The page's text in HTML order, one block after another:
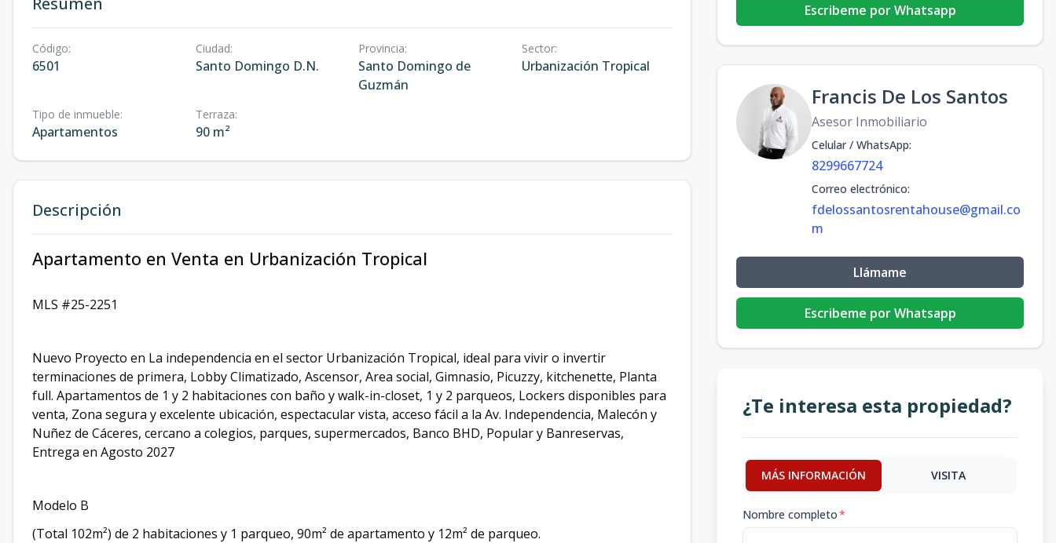
Código:
6501
Ciudad:
Santo Domingo D.N.
Provincia:
Santo Domingo de
Guzmán
Sector:
Urbanización Tropical
Tipo de inmueble:
Apartamentos
Terraza:
90 m²
Descripción
Apartamento en Venta en Urbanización Tropical
MLS #25-2251
Nuevo Proyecto en La independencia en el sector Urbanización Tropical, ideal para vivir o invertir
terminaciones de primera, Lobby Climatizado, Ascensor, Area social, Gimnasio, Picuzzy, kitchenette, Planta
full. Apartamentos de 1 y 2 habitaciones con baño y walk-in-closet, 1 y 2 parqueos, Lockers disponibles para
venta, Zona segura y excelente ubicación, espectacular vista, acceso fácil a la Av. Independencia, Malecón y
Nuñez de Cáceres, cercano a colegios, parques, supermercados, Banco BHD, Popular y Banreservas,
Entrega en Agosto 2027
Modelo B
(Total 102m²) de 2 habitaciones y 1 parqueo, 90m² de apartamento y 12m² de parqueo.
Escribeme por Whatsapp
Francis De Los Santos
Asesor Inmobiliario
Celular / WhatsApp:
8299667724
Correo electrónico:
fdelossantosrentahouse@gmail.co
m
Llámame
Escribeme por Whatsapp
¿Te interesa esta propiedad?
MÁS INFORMACIÓN VISITA
Nombre completo*